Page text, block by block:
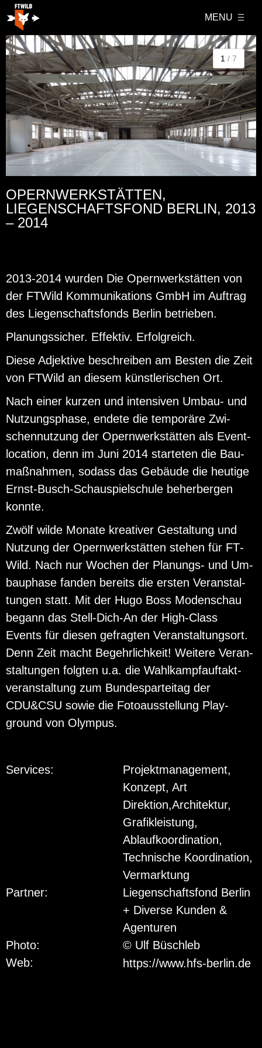
MENU
1 / 7
OPERNWERKSTÄTTEN,
LIEGENSCHAFTSFOND BERLIN, 2013
– 2014
2013-2014 wur­den Die Opern­werk­stät­ten von
der FT­Wild Kom­mu­ni­ka­ti­ons GmbH im Auf­trag
des Lie­gen­schafts­fonds Ber­lin be­trie­ben.
Pla­nungs­si­cher. Ef­fek­tiv. Er­folg­reich.
Diese Ad­jek­ti­ve be­schrei­ben am Bes­ten die Zeit
von FT­Wild an die­sem künst­le­ri­schen Ort.
Nach einer kur­zen und in­ten­si­ven Um­bau- und
Nut­zungs­pha­se, en­de­te die tem­po­rä­re Zwi­
schen­nut­zung der Opern­werk­stät­ten als Event­
lo­ca­ti­on, denn im Juni 2014 star­te­ten die Bau­
maß­nah­men, so­dass das Ge­bäu­de die heu­ti­ge
Ernst-Busch-Schau­spiel­schu­le be­her­ber­gen
konn­te.
Zwölf wilde Mo­na­te krea­ti­ver Ge­stal­tung und
Nut­zung der Opern­werk­stät­ten ste­hen für FT­
Wild. Nach nur Wo­chen der Pla­nungs- und Um­
bau­pha­se fan­den be­reits die ers­ten Ver­an­stal­
tun­gen statt. Mit der Hugo Boss Mo­den­schau
be­gann das Stell-Dich-An der High-Class
Events für die­sen ge­frag­ten Ver­an­stal­tungs­ort.
Denn Zeit macht Be­gehr­lich­keit! Wei­te­re Ver­an­
stal­tun­gen folg­ten u.a. die Wahl­kampf­auf­takt­
ver­an­stal­tung zum Bun­des­par­tei­tag der
CDU&CSU sowie die Fo­to­aus­stel­lung Play­
ground von Olym­pus.
Services:
Projektmanagement,
Konzept, Art
Direktion,Architektur,
Grafikleistung,
Ablaufkoordination,
Technische Koordination,
Vermarktung
Partner:
Liegenschaftsfond Berlin
+ Diverse Kunden &
Agenturen
Photo:
© Ulf Büschleb
Web:
https://www.hfs-berlin.de